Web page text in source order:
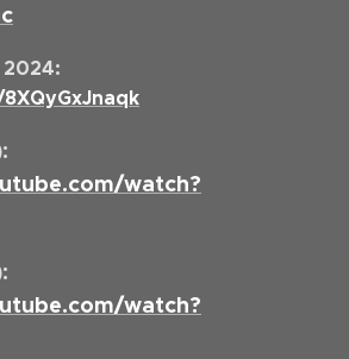
watch?
watch?